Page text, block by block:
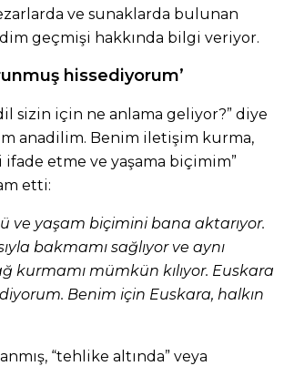
ve sunaklarda bulunan
geçmişi hakkında bilgi veriyor.
hissediyorum’
sizin için ne anlama geliyor?” diye
anadilim. Benim iletişim kurma,
etme ve yaşama biçimim”
etti:
ve yaşam biçimini bana aktarıyor.
bakmamı sağlıyor ve aynı
kurmamı mümkün kılıyor. Euskara
Benim için Euskara, halkın
“tehlike altında” veya